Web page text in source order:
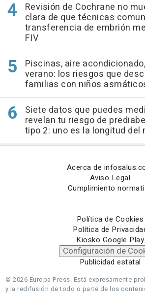
Revisión de Cochrane no
clara de que técnicas
transferencia de embrión
FIV
Piscinas, aire
verano: los riesgos que
familias con niños
Siete datos que puedes
revelan tu riesgo de
tipo 2: uno es la longitud del
Acerca de
Aviso Legal
Cumplimiento
Política de Cookies
Política de
Kiosko Google Play
Configuración de
Publicidad estatal
© 2026 Europa Press. Está expresamente
y la redifusión de todo o parte de los